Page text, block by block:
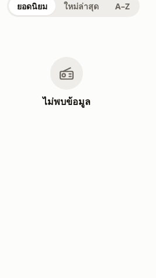
ยอดนิยม ใหม่ล่าสุด A–Z
ไม่พบข้อมูล